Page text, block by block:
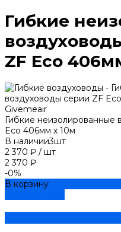
Гибкие
ZF Eco
Гибкие неизолированные
Eco 406мм х 10м
В наличии3шт
2 370 ₽ / шт
2 370 ₽
-0%
В корзину